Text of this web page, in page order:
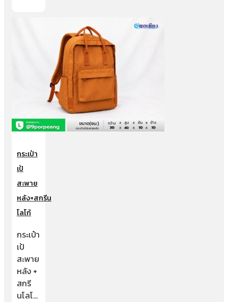
กระเป๋า
เป้
สะพาย
หลัง+สกรีน
โลโก้
กระเป๋า
เป้
สะพาย
หลัง +
สกรี
นโลโ…